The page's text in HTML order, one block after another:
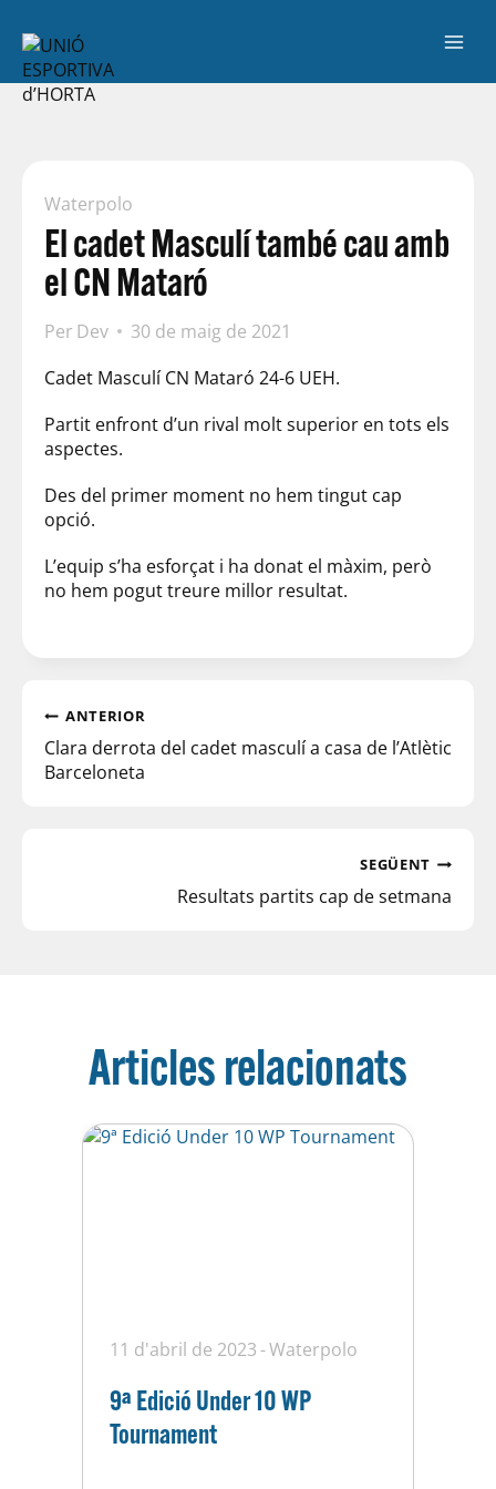
Waterpolo
El cadet Masculí també cau amb
el CN Mataró
Per Dev
30 de maig de 2021
Cadet Masculí CN Mataró 24-6 UEH.
Partit enfront d’un rival molt superior en tots els
aspectes.
Des del primer moment no hem tingut cap
opció.
L’equip s’ha esforçat i ha donat el màxim, però
no hem pogut treure millor resultat.
ANTERIOR
Clara derrota del cadet masculí a casa de l’Atlètic
Barceloneta
SEGÜENT
Resultats partits cap de setmana
Articles relacionats
11 d'abril de 2023 Waterpolo
9ª Edició Under 10 WP
Tournament